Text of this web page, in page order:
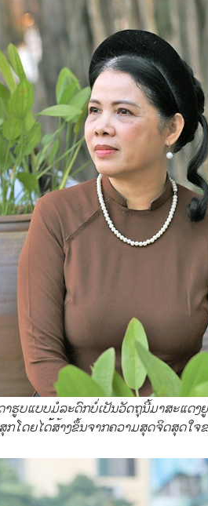
ຮູບແບບມໍລະດົກບໍ່ເປັນວັດຖຸນີ້ມາສະແດ
ກໂດຍໄດ້້ສ້າງຂຶ້ນຈາກຄວາມສຸດຈິດສຸດໃ